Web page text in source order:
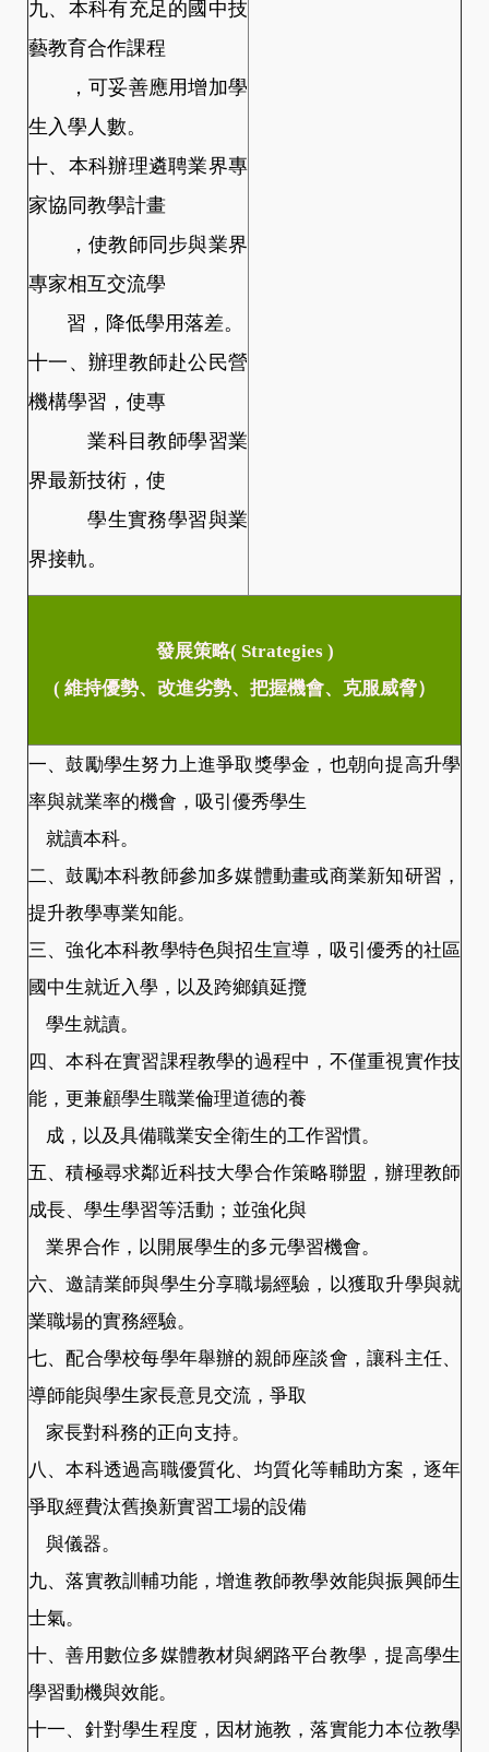
九、本科有充足的國中技
藝教育合作課程
，可妥善應用增加學
生入學人數。
十、本科辦理遴聘業界專
家協同教學計畫
，使教師同步與業界
專家相互交流學
習，降低學用落差。
十一、辦理教師赴公民營
機構學習，使專
業科目教師學習業
界最新技術，使
學生實務學習與業
界接軌。
發展策略( Strategies )
( 維持優勢、改進劣勢、把握機會、克服威脅）
一、鼓勵學生努力上進爭取獎學金，也朝向提高升學
率與就業率的機會，吸引優秀學生
就讀本科。
二、鼓勵本科教師參加多媒體動畫或商業新知研習，
提升教學專業知能。
三、強化本科教學特色與招生宣導，吸引優秀的社區
國中生就近入學，以及跨鄉鎮延攬
學生就讀。
四、本科在實習課程教學的過程中，不僅重視實作技
能，更兼顧學生職業倫理道德的養
成，以及具備職業安全衛生的工作習慣。
五、積極尋求鄰近科技大學合作策略聯盟，辦理教師
成長、學生學習等活動；並強化與
業界合作，以開展學生的多元學習機會。
六、邀請業師與學生分享職場經驗，以獲取升學與就
業職場的實務經驗。
七、配合學校每學年舉辦的親師座談會，讓科主任、
導師能與學生家長意見交流，爭取
家長對科務的正向支持。
八、本科透過高職優質化、均質化等輔助方案，逐年
爭取經費汰舊換新實習工場的設備
與儀器。
九、落實教訓輔功能，增進教師教學效能與振興師生
士氣。
十、善用數位多媒體教材與網路平台教學，提高學生
學習動機與效能。
十一、針對學生程度，因材施教，落實能力本位教學